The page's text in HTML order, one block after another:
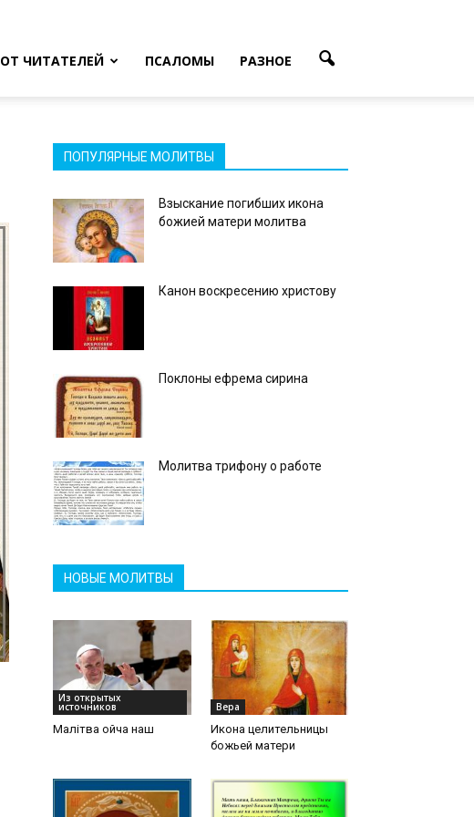
ОТ ЧИТАТЕЛЕЙ ПСАЛОМЫ РАЗНОЕ
ПОПУЛЯРНЫЕ МОЛИТВЫ
Взыскание погибших икона
божией матери молитва
Канон воскресению христову
Поклоны ефрема сирина
Молитва трифону о работе
НОВЫЕ МОЛИТВЫ
Из открытых
источников
Малітва ойча наш
Вера
Икона целительницы
божьей матери